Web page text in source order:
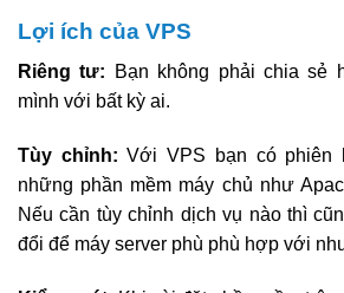
Lợi ích của VPS
Riêng tư:
Bạn không phải chia sẻ
mình với bất kỳ ai.
Tùy chỉnh:Với VPS bạn có phiên
những phần mềm máy chủ như
Nếu cần tùy chỉnh dịch vụ nào thì
đổi để máy server phù phù hợp với